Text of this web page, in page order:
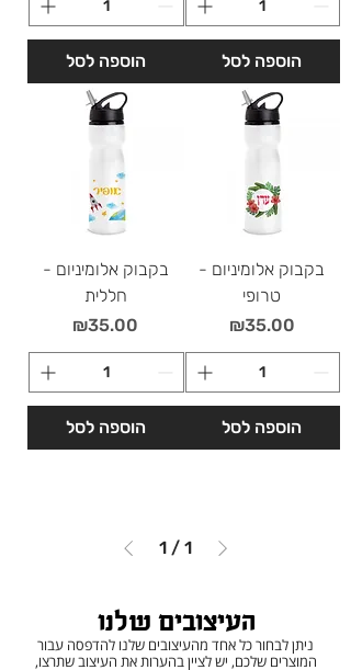
הוספה לסל הוספה לסל
בקבוק אלומיניום -
טרופי
מחיר
₪35.00
הוספה לסל
בקבוק אלומיניום -
חללית
מחיר
₪35.00
הוספה לסל
1
/
1
העיצובים שלנו
ניתן לבחור כל אחד מהעיצובים שלנו להדפסה עבור
המוצרים שלכם, יש לציין בהערות את העיצוב שתרצו,